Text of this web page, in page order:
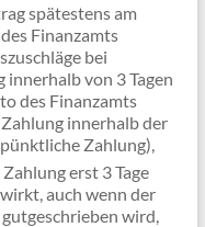
spätestens am
Finanzamts
bei
innerhalb von 3 Tagen
des Finanzamts
innerhalb der
Zahlung),
erst 3 Tage
auch wenn der
wird,